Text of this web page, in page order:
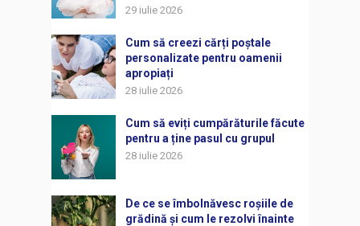
29 iulie 2026
Cum să creezi cărți poștale
personalizate pentru oamenii
apropiați
28 iulie 2026
Cum să eviți cumpărăturile făcute
pentru a ține pasul cu grupul
28 iulie 2026
De ce se îmbolnăvesc roșiile de
grădină și cum le rezolvi înainte